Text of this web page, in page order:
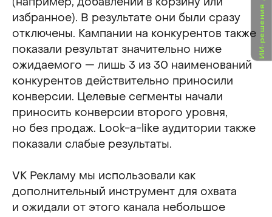
избранное). В результате они были сразу
отключены. Кампании на конкурентов также
показали результат значительно ниже
ожидаемого — лишь 3 из 30 наименований
конкурентов действительно приносили
конверсии. Целевые сегменты начали
приносить конверсии второго уровня,
но без продаж. Look-a-like аудитории также
показали слабые результаты.
VK Рекламу мы использовали как
дополнительный инструмент для охвата
и ожидали от этого канала небольшое